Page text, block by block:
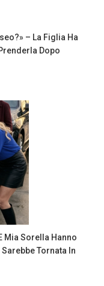
– La Figlia Ha
Dopo
Mia Sorella Hanno
Tornata In